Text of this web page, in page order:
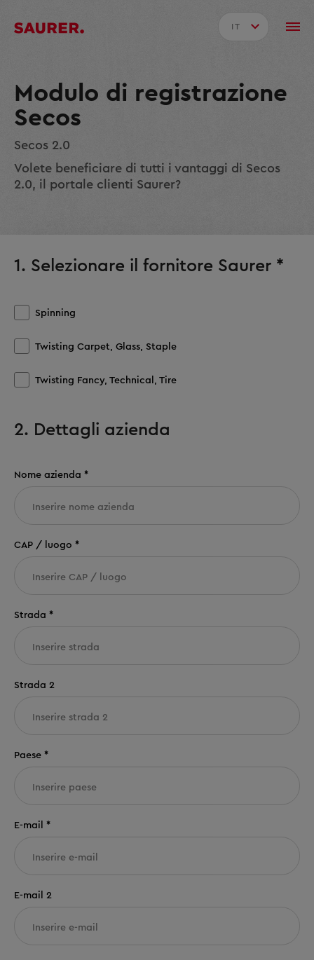
IT
Modulo di registrazione
Secos
Secos 2.0
Volete beneficiare di tutti i vantaggi di Secos
2.0, il portale clienti Saurer?
1. Selezionare il fornitore Saurer *
Spinning
Twisting Carpet, Glass, Staple
Twisting Fancy, Technical, Tire
2. Dettagli azienda
Nome azienda *
CAP / luogo *
Strada *
Strada 2
Paese *
E-mail *
E-mail 2